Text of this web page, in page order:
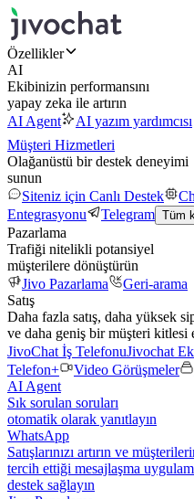
Özellikler
AI
Ekibinizin performansını
yapay zeka ile artırın
AI Agent
AI yazım yardımcısı
Müşteri Hizmetleri
Olağanüstü bir destek deneyimi
sunun
Siteniz için Canlı Destek
Entegrasyonu
Telegram Tüm
Pazarlama
Trafiği nitelikli potansiyel
müşterilere dönüştürün
Jivo Pazarlama
Geri-arama
Satış
Daha fazla satış, daha yüksek
ve daha geniş bir müşteri kitlesi
JivoChat İş TelefonuJivochat
Telefon+
Video Görüşmeler
AI Agent
Sık sorulan soruları
otomatik olarak yanıtlayın
WhatsApp
Satışlarınızı artırın ve
tercih ettiği mesajlaşma
destek sağlayın